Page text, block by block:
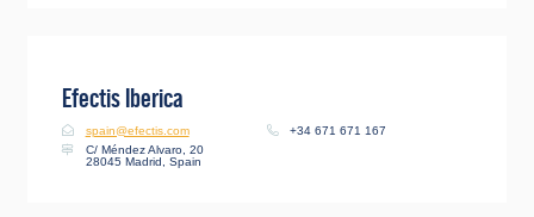
Efectis Iberica
spain@efectis.com
+34 671 671 167
C/ Méndez Alvaro, 20
28045 Madrid, Spain